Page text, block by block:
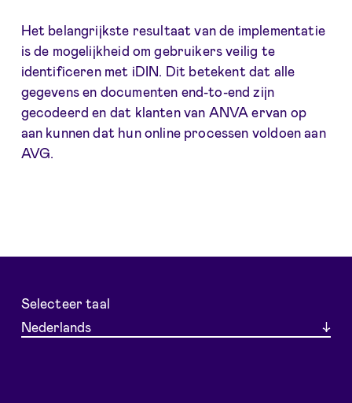
Het belangrijkste resultaat van de implementatie
is de mogelijkheid om gebruikers veilig te
identificeren met iDIN. Dit betekent dat alle
gegevens en documenten end-to-end zijn
gecodeerd en dat klanten van ANVA ervan op
aan kunnen dat hun online processen voldoen aan
AVG.
Selecteer taal
Nederlands